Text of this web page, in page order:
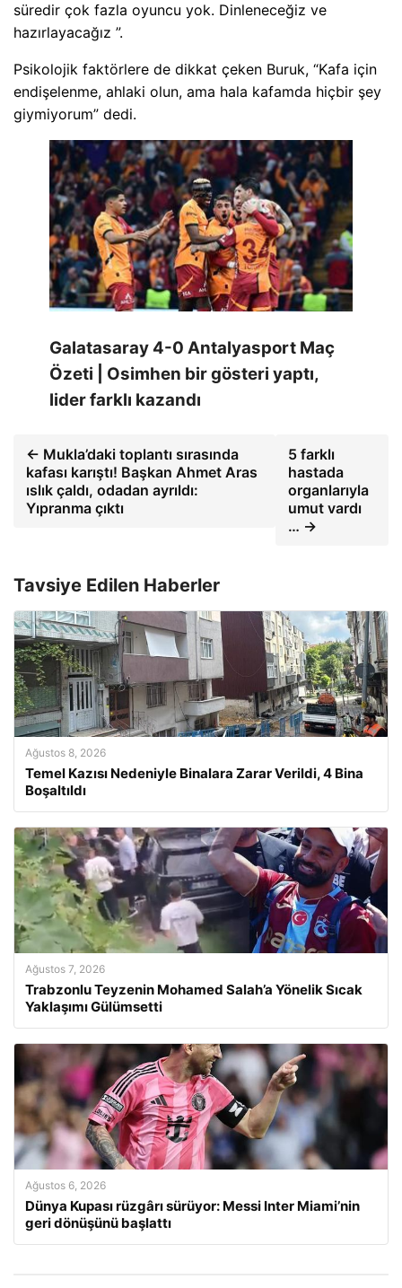
süredir çok fazla oyuncu yok. Dinleneceğiz ve
hazırlayacağız ”.
Psikolojik faktörlere de dikkat çeken Buruk, “Kafa için
endişelenme, ahlaki olun, ama hala kafamda hiçbir şey
giymiyorum” dedi.
Galatasaray 4-0 Antalyasport Maç
Özeti | Osimhen bir gösteri yaptı,
lider farklı kazandı
← Mukla’daki toplantı sırasında
kafası karıştı! Başkan Ahmet Aras
ıslık çaldı, odadan ayrıldı:
Yıpranma çıktı
5 farklı
hastada
organlarıyla
umut vardı
… →
Tavsiye Edilen Haberler
Ağustos 8, 2026
Temel Kazısı Nedeniyle Binalara Zarar Verildi, 4 Bina
Boşaltıldı
Ağustos 7, 2026
Trabzonlu Teyzenin Mohamed Salah’a Yönelik Sıcak
Yaklaşımı Gülümsetti
Ağustos 6, 2026
Dünya Kupası rüzgârı sürüyor: Messi Inter Miami’nin
geri dönüşünü başlattı